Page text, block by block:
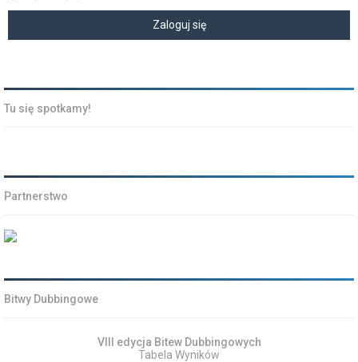
Tu się spotkamy!
Partnerstwo
Bitwy Dubbingowe
VIII edycja Bitew Dubbingowych
Tabela Wyników